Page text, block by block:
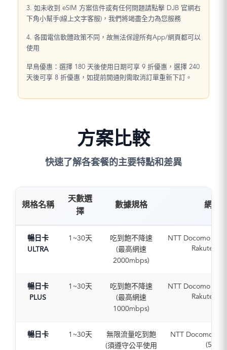
3. 如未收到 eSIM 方案信件或有任何問題請點擊 DJB 官網右
下角小幫手(線上文字客服)，我們將竭盡全力為您服務
4. 各國電信軟體政策不同，故無法保證所有App/網頁都可以
使用
早鳥優惠：選擇 180 天後使用日期可享 9 折優惠，選擇 240
天後可享 8 折優惠，如提前開通則需取消訂單重新下訂。
方案比較
快速了解各套餐的主要特點和差異
規格名稱
天數選
擇
數據規格 網路
暢日卡
ULTRA
1~30天
吃到飽不降速
(最高網速
2000mbps)
NTT Docomo /
Rakuten
暢日卡
PLUS
1~30天
吃到飽不降速
(最高網速
1000mbps)
NTT Docomo /
Rakuten
暢日卡 1~30天
無限流量吃到飽
(須遵守公平使用
NTT Docomo /
(5G /